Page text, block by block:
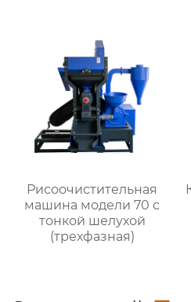
Рисоочистительная
машина модели 70 с
тонкой шелухой
(трехфазная)